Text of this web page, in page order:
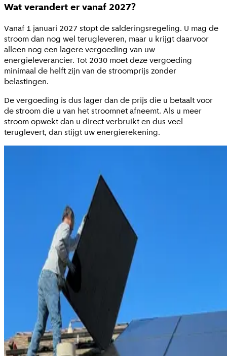
Wat verandert er vanaf 2027?
Vanaf 1 januari 2027 stopt de salderingsregeling. U mag de
stroom dan nog wel terugleveren, maar u krijgt daarvoor
alleen nog een lagere vergoeding van uw
energieleverancier. Tot 2030 moet deze vergoeding
minimaal de helft zijn van de stroomprijs zonder
belastingen.
De vergoeding is dus lager dan de prijs die u betaalt voor
de stroom die u van het stroomnet afneemt. Als u meer
stroom opwekt dan u direct verbruikt en dus veel
teruglevert, dan stijgt uw energierekening.